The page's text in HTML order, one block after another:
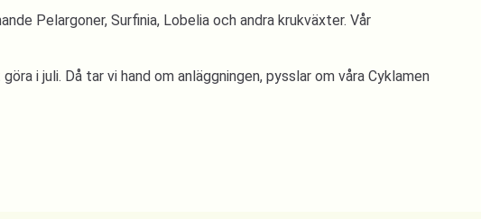
Pelargoner, Surfinia, Lobelia och andra krukväxter. Vår
i juli. Då tar vi hand om anläggningen, pysslar om våra Cyklamen